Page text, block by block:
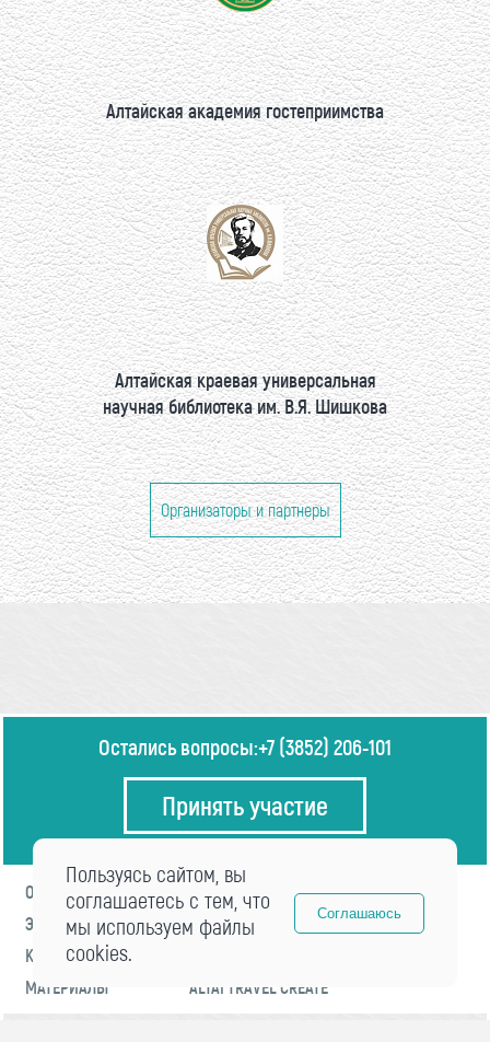
Алтайская академия гостеприимства
Алтайская краевая универсальная
научная библиотека им. В.Я. Шишкова
Организаторы и партнеры
Остались вопросы:+7 (3852) 206-101
Принять участие
О ФОРУМЕ
ПРОГРАММА
ЭКСПЕРТЫ
НОВОСТИ
КОНТАКТЫ
МАТЕРИАЛЫ
ALTAI TRAVEL CREATE
Пользуясь сайтом, вы
соглашаетесь с тем, что
мы используем файлы
cookies.
Соглашаюсь